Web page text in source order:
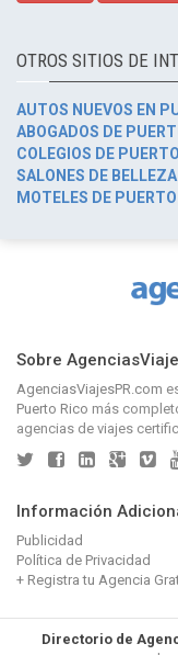
OTROS SITIOS DE
AUTOS NUEVOS EN
ABOGADOS DE
COLEGIOS DE
SALONES DE
MOTELES DE
Sobre
AgenciasViajesPR.com
Puerto Rico más
agencias de viajes
Información
Publicidad
Política de Privacidad
+ Registra tu Agencia
Directorio de